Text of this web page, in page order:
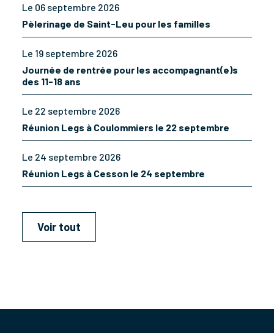
Le 06 septembre 2026
Pèlerinage de Saint-Leu pour les familles
Le 19 septembre 2026
Journée de rentrée pour les accompagnant(e)s
des 11-18 ans
Le 22 septembre 2026
Réunion Legs à Coulommiers le 22 septembre
Le 24 septembre 2026
Réunion Legs à Cesson le 24 septembre
Voir tout